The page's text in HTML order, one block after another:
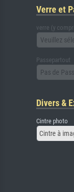
Verre et
verre (y
Veuillez
Passepartout
Pas de
Divers &
Cintre photo
Cintre à